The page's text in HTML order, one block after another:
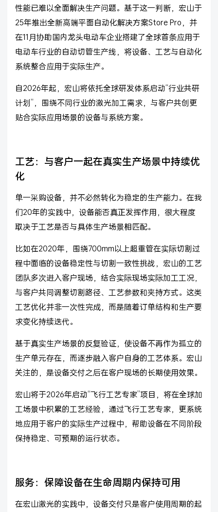
性能已难以全面解决生产问题。基于这一判断，宏山于
25年推出全新高端平面自动化解决方案Store Pro，并
在11月协助国内龙头电动车企业搭建了全球首条应用于
电动车行业的自动切管生产线，将设备、工艺与自动化
系统整合应用于实际生产。
自2026年起，宏山将依托全球研发体系启动“行业共研
计划”，围绕不同行业的激光加工需求，与客户共创更
贴合实际应用场景的设备与系统方案。
工艺：与客户一起在真实生产场景中持续优
化
单一采购设备，并不必然转化为稳定的生产能力。在我
们20年的实践中，设备能否真正发挥作用，很大程度
取决于工艺是否与具体生产场景相匹配。
比如在2020年，围绕700mm以上超重管在实际切割过
程中面临的设备稳定性与切割一致性挑战，宏山的工艺
团队多次进入客户现场，结合实际现场实际加工工况，
与客户共同调整切割路径、工艺参数和夹持方式。这类
工艺优化并非一次性完成，而是随着订单结构和生产要
求变化持续迭代。
基于真实生产场景的反复验证，使设备不再作为孤立的
生产单元存在，而逐步融入客户自身的工艺体系。宏山
关注的，是设备交付之后在客户现场的长期使用效果。
宏山将于2026年启动“飞行工艺专家”项目，将在全球加
工场景中积累的工艺经验，通过飞行工艺专家，更系统
地应用于客户的实际生产过程中，帮助设备在不同阶段
保持稳定、可预期的运行状态。
服务：保障设备在生命周期内保持可用
在宏山激光的实践中，设备交付只是客户使用周期的起